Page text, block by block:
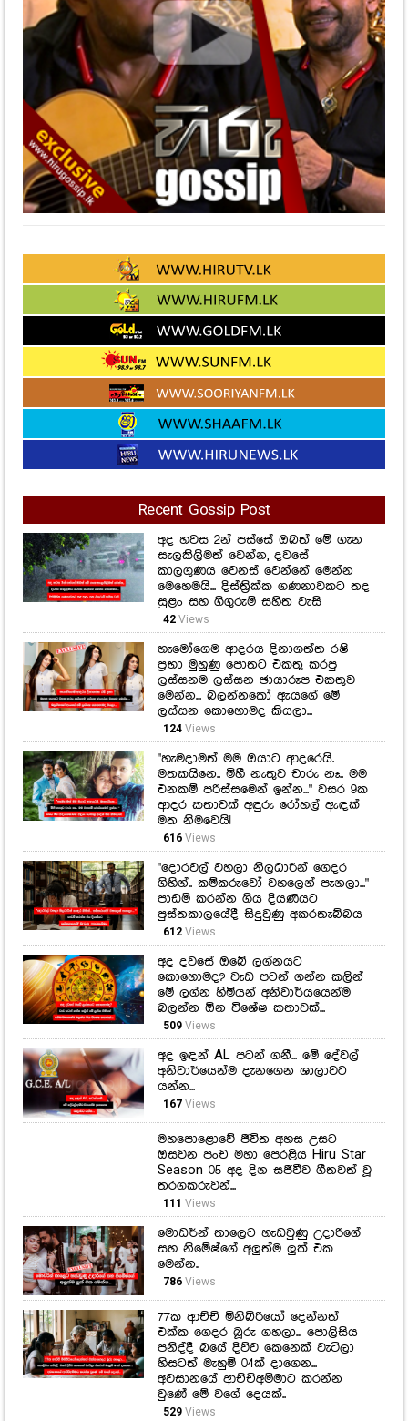
Recent Gossip Post
අද හවස 2න් පස්සේ ඔබත් මේ ගැන
සැලකිලිමත් වෙන්න, දවසේ
කාලගුණය වෙනස් වෙන්නේ මෙන්න
මෙහෙමයි... දිස්ත්‍රික්ක ගණනාවකට තද
සුළං සහ ගිගුරුම් සහිත වැසි
42Views
හැමෝගෙම ආදරය දිනාගත්ත රෂි
ප්‍රභා මුහුණු පොතට එකතු කරපු
ලස්සනම ලස්සන ඡායාරූප එකතුව
මෙන්න... බලන්නකෝ ඇයගේ මේ
ලස්සන කොහොමද කියලා...
124Views
"හැමදාමත් මම ඔයාට ආදරෙයි.
මතකයිනෙ.. මිහී නැතුව චාරු නෑ.. මම
එනකම් පරිස්සමෙන් ඉන්න..." වසර 9ක
ආදර කතාවක් අඳුරු රෝහල් ඇඳක්
මත නිමවෙයි!
616Views
"දොරවල් වහලා නිලධාරීන් ගෙදර
ගිහින්.. කම්කරුවෝ වහලෙන් පැනලා..."
පාඩම් කරන්න ගිය දියණියට
පුස්තකාලයේදී සිදුවුණු අකරතැබ්බය
612Views
අද දවසේ ඔබේ ලග්නයට
කොහොමද? වැඩ පටන් ගන්න කලින්
මේ ලග්න හිමියන් අනිවාර්යයෙන්ම
බලන්න ඕන විශේෂ කතාවක්...
509Views
අද ඉඳන් AL පටන් ගනී... මේ දේවල්
අනිවාර්යෙන්ම දැනගෙන ශාලාවට
යන්න...
167Views
මහපොළොවේ ජීවිත අහස උසට
ඔසවන පංච මහා පෙරළිය Hiru Star
Season 05 අද දින සජීවීව ගීතවත් වූ
තරගකරුවන්...
111 Views
මොඩර්න් තාලෙට හැඩවුණු උදාරිගේ
සහ නිමේෂ්ගේ අලුත්ම ලුක් එක
මෙන්න..
786Views
77ක ආච්චි මිනිබිරියෝ දෙන්නත්
එක්ක ගෙදර බූරු ගහලා... පොලිසිය
පනිද්දී බයේ දිව්ව කෙනෙක් වැටිලා
හිසටත් මැහුම් 04ක් දාගෙන...
අවසානයේ ආච්චිඅම්මාට කරන්න
වුණේ මේ වගේ දෙයක්..
529Views